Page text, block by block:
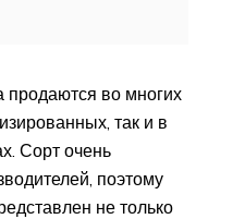
продаются во многих
так и в
Сорт очень
поэтому
не только